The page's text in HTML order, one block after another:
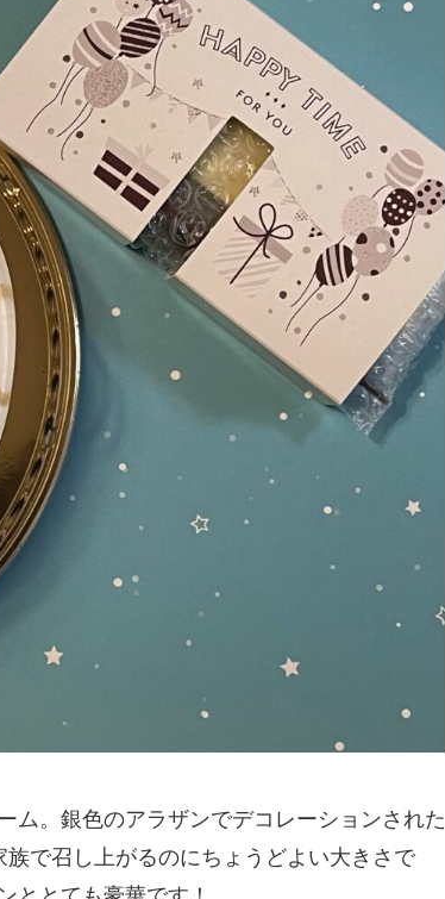
ム。銀色のアラザンでデコレーションされた
で召し上がるのにちょうどよい大きさで